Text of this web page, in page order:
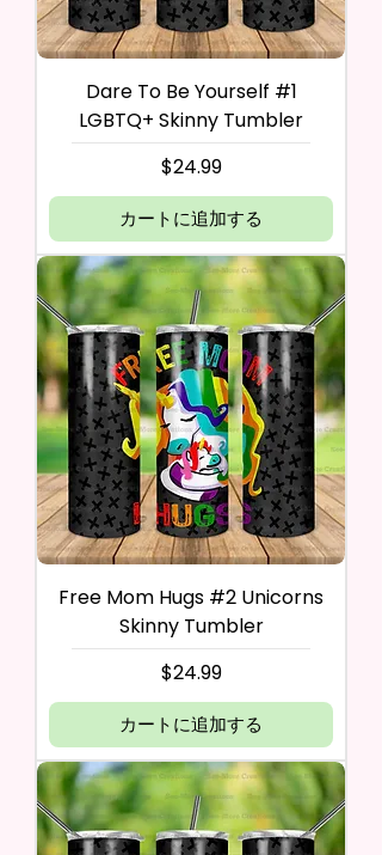
Dare To Be Yourself #1
LGBTQ+ Skinny Tumbler
価格
$24.99
カートに追加する
Free Mom Hugs #2 Unicorns
Skinny Tumbler
価格
$24.99
カートに追加する